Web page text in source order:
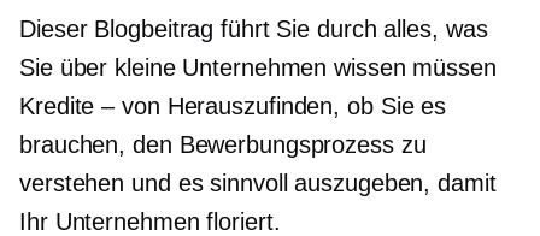
Dieser Blogbeitrag führt Sie durch alles, was
Sie über kleine Unternehmen wissen müssen
Kredite – von Herauszufinden, ob Sie es
brauchen, den Bewerbungsprozess zu
verstehen und es sinnvoll auszugeben, damit
Ihr Unternehmen floriert.